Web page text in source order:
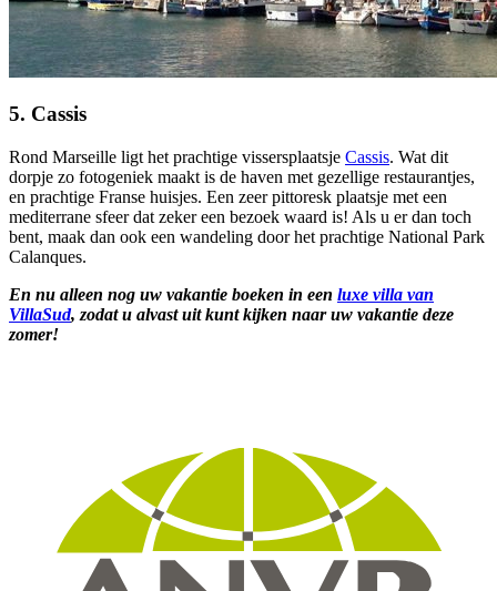
5. Cassis
Rond Marseille ligt het prachtige vissersplaatsje Cassis. Wat dit
dorpje zo fotogeniek maakt is de haven met gezellige restaurantjes,
en prachtige Franse huisjes. Een zeer pittoresk plaatsje met een
mediterrane sfeer dat zeker een bezoek waard is! Als u er dan toch
bent, maak dan ook een wandeling door het prachtige National Park
Calanques.
En nu alleen nog uw vakantie boeken in een luxe villa van
VillaSud, zodat u alvast uit kunt kijken naar uw vakantie deze
zomer!